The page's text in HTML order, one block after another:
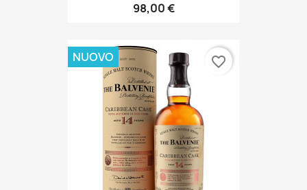
98,00 €
NUOVO favorite_border